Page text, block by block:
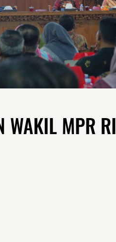
WAKIL MPR RI